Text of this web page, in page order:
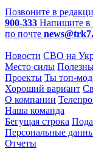
Позвоните в
900-333 Напишите в
по почте
Новости СВО на
Место силы
Проекты Ты топ-
Хороший вариант
О компании
Наша команда
Бегущая строка
Персональные
Отчеты